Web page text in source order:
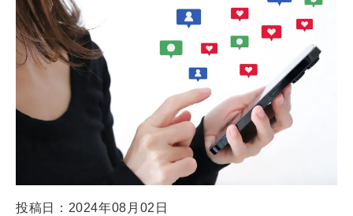
投稿日：2024年08月02日